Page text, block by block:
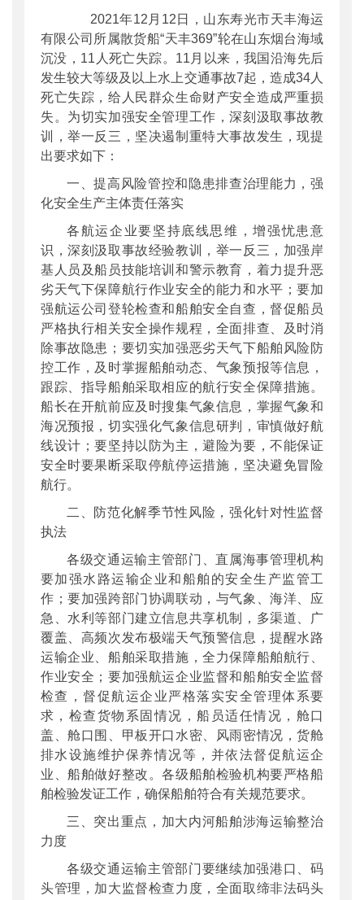
公文类型：部明电或部办公厅明电
2021年12月12日，山东寿光市天丰海运
有限公司所属散货船“天丰369”轮在山东烟台海域
沉没，11人死亡失踪。11月以来，我国沿海先后
发生较大等级及以上水上交通事故7起，造成34人
死亡失踪，给人民群众生命财产安全造成严重损
失。为切实加强安全管理工作，深刻汲取事故教
训，举一反三，坚决遏制重特大事故发生，现提
出要求如下：
一、提高风险管控和隐患排查治理能力，强
化安全生产主体责任落实
各航运企业要坚持底线思维，增强忧患意
识，深刻汲取事故经验教训，举一反三，加强岸
基人员及船员技能培训和警示教育，着力提升恶
劣天气下保障航行作业安全的能力和水平；要加
强航运公司登轮检查和船舶安全自查，督促船员
严格执行相关安全操作规程，全面排查、及时消
除事故隐患；要切实加强恶劣天气下船舶风险防
控工作，及时掌握船舶动态、气象预报等信息，
跟踪、指导船舶采取相应的航行安全保障措施。
船长在开航前应及时搜集气象信息，掌握气象和
海况预报，切实强化气象信息研判，审慎做好航
线设计；要坚持以防为主，避险为要，不能保证
安全时要果断采取停航停运措施，坚决避免冒险
航行。
二、防范化解季节性风险，强化针对性监督
执法
各级交通运输主管部门、直属海事管理机构
要加强水路运输企业和船舶的安全生产监管工
作；要加强跨部门协调联动，与气象、海洋、应
急、水利等部门建立信息共享机制，多渠道、广
覆盖、高频次发布极端天气预警信息，提醒水路
运输企业、船舶采取措施，全力保障船舶航行、
作业安全；要加强航运企业监督和船舶安全监督
检查，督促航运企业严格落实安全管理体系要
求，检查货物系固情况，船员适任情况，舱口
盖、舱口围、甲板开口水密、风雨密情况，货舱
排水设施维护保养情况等，并依法督促航运企
业、船舶做好整改。各级船舶检验机构要严格船
舶检验发证工作，确保船舶符合有关规范要求。
三、突出重点，加大内河船舶涉海运输整治
力度
各级交通运输主管部门要继续加强港口、码
头管理，加大监督检查力度，全面取缔非法码头